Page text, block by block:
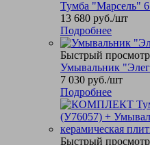
Тумба "Марсель"
13 680 руб./шт
Подробнее
Быстрый просмотр
Умывальник
7 030 руб./шт
Подробнее
Быстрый просмотр